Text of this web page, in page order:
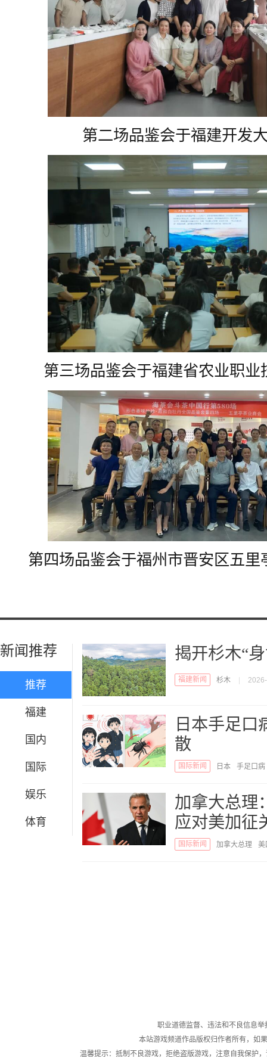
第二场品鉴会于福建开发
第三场品鉴会于福建省农业职业
第四场品鉴会于福州 市晋安区五里
新闻推荐
推荐
福建
国内
国际
娱乐
体育
揭开杉木“
福建新闻 杉木 |
日本手足口
散
国际新闻 日本 手足口病
加拿大总理
应对美加征
国际新闻 加拿大总理 美
职业道德监督、违法和不良信息举
本站游戏频道作品版权归作者所有，如
温馨提示：抵制不良游戏，拒绝盗版游戏，注意自我保护